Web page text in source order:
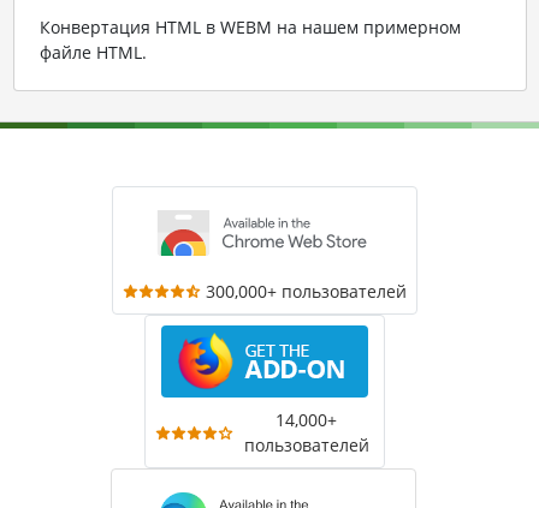
Конвертация HTML в WEBM на нашем примерном
файле HTML.
300,000+ пользователей
14,000+
пользователей